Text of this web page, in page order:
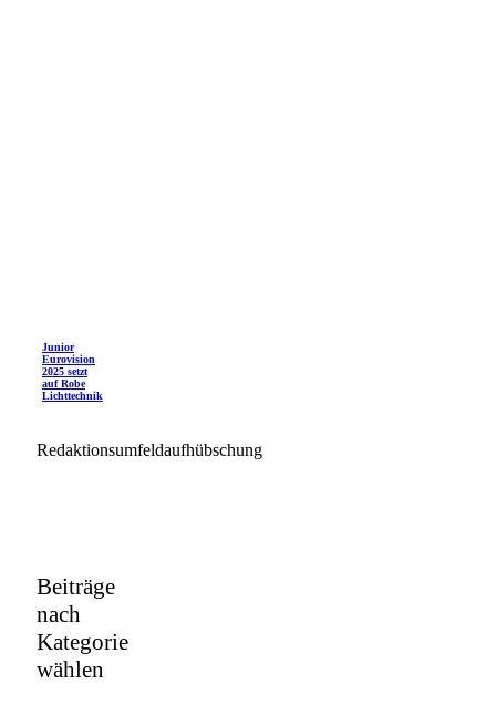
Junior
Eurovision
2025 setzt
auf Robe
Lichttechnik
Redaktionsumfeldaufhübschung
Beiträge
nach
Kategorie
wählen